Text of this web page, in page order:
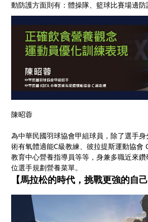
動防護方面則有：體操隊、籃球比賽場邊防
陳昭
為中華民國羽球協會甲組球員，除了選手
術有氧體適能C級教練、彼拉提斯運動協會
教育中心營養指導員等等，身兼多職近來
位選手規劃營養菜單。
【馬拉松的時代，挑戰更強的自己